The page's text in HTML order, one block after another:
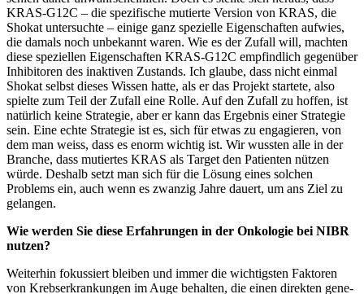
KRAS-G12C – die spezifische mutierte Version von KRAS, die
Shokat untersuchte – einige ganz spezielle Eigenschaften aufwies,
die damals noch unbekannt waren. Wie es der Zufall will, machten
diese speziellen Eigenschaften KRAS-G12C empfindlich gegenüber
Inhibitoren des inaktiven Zustands. Ich glaube, dass nicht einmal
Shokat selbst dieses Wissen hatte, als er das Projekt startete, also
spielte zum Teil der Zufall eine Rolle. Auf den Zufall zu hoffen, ist
natürlich keine Strategie, aber er kann das Ergebnis einer Strategie
sein. Eine echte Strategie ist es, sich für etwas zu engagieren, von
dem man weiss, dass es enorm wichtig ist. Wir wussten alle in der
Branche, dass mutiertes KRAS als Target den Patienten nützen
würde. Deshalb setzt man sich für die Lösung eines solchen
Problems ein, auch wenn es zwanzig Jahre dauert, um ans Ziel zu
gelangen.
Wie werden Sie diese Erfahrungen in der Onkologie bei NIBR
nutzen?
Weiterhin fokussiert bleiben und immer die wichtigsten Faktoren
von Krebserkrankungen im Auge behalten, die einen direkten gene­